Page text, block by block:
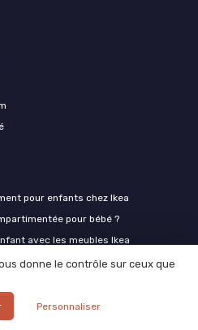
pour enfants chez Ikea
pour bébé ?
avec les meubles Ikea
toilette pour bébé : conseils et
pour enfant : conseils et astuces
donne le contrôle sur ceux que
Personnaliser